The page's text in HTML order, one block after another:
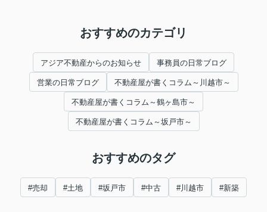
おすすめのカテゴリ
アジア不動産からのお知らせ 事務員の日常ブログ
営業の日常ブログ 不動産屋が書くコラム～川越市～
不動産屋が書くコラム～鶴ヶ島市～
不動産屋が書くコラム～坂戸市～
おすすめのタグ
#売却 #土地 #坂戸市 #中古 #川越市 #新築